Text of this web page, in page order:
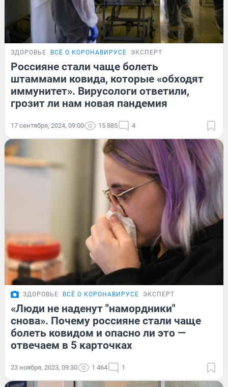
ЗДОРОВЬЕ ВСЁ О КОРОНАВИРУСЕ ЭКСПЕРТ
Россияне стали чаще болеть
штаммами ковида, которые «обходят
иммунитет». Вирусологи ответили,
грозит ли нам новая пандемия
17 сентября, 2024, 09:00 15 885 4
ЗДОРОВЬЕ ВСЁ О КОРОНАВИРУСЕ ЭКСПЕРТ
«Люди не наденут "намордники"
снова». Почему россияне стали чаще
болеть ковидом и опасно ли это —
отвечаем в 5 карточках
23 ноября, 2023, 09:30 1 464 1